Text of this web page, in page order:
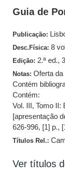
Guia de
Publicação:
Desc.Física:8
Edição:2.ª ed.,
Notas:Oferta da
Contém
Contém:
Vol. III, Tomo II:
[apresentação
626-996, [1] p.,
Títulos Rel.:
Ver títulos